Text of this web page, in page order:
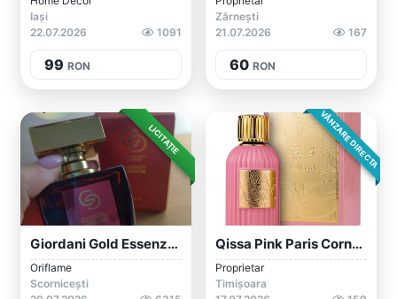
Iași
22.07.2026
1091
99 RON
Zărnești
21.07.2026
167
60 RON
LICITAȚIE
Giordani Gold Essenza Supreme
Oriflame
Scornicești
VÂNZARE DIRECTA
Qissa Pink Paris Corner 100ml-Parfum Ori...
Proprietar
Timișoara